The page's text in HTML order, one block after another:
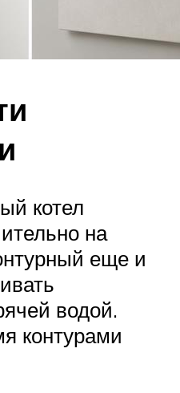
котел
на
еще и
водой.
контурами